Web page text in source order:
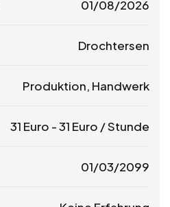
01/08/2026
Drochtersen
Produktion, Handwerk
31 Euro -31 Euro / Stunde
01/03/2099